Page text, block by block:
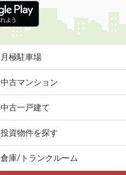
月極駐車場
中古マンション
中古一戸建て
投資物件を探す
倉庫/トランクルーム